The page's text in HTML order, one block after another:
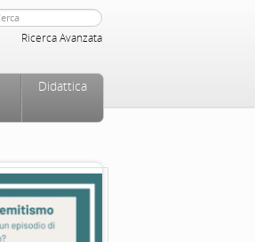
Ricerca Avanzata
Didattica